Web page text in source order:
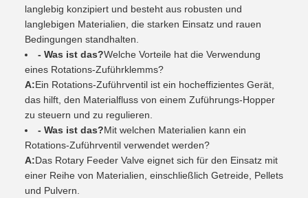
langlebig konzipiert und besteht aus robusten und
langlebigen Materialien, die starken Einsatz und rauen
Bedingungen standhalten.
- Was ist das?Welche Vorteile hat die Verwendung
eines Rotations-Zuführklemms?
A:Ein Rotations-Zuführventil ist ein hocheffizientes Gerät,
das hilft, den Materialfluss von einem Zuführungs-Hopper
zu steuern und zu regulieren.
- Was ist das?Mit welchen Materialien kann ein
Rotations-Zuführventil verwendet werden?
A:Das Rotary Feeder Valve eignet sich für den Einsatz mit
einer Reihe von Materialien, einschließlich Getreide, Pellets
und Pulvern.